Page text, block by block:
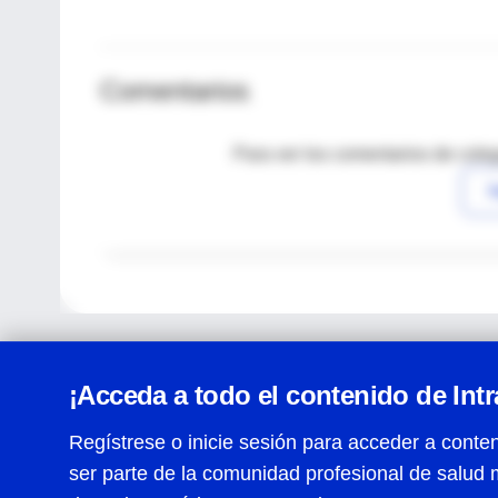
Comentarios
Para ver los comentarios de
¡Acceda a todo el contenido de
Regístrese o inicie sesión para acceder a
ser parte de la comunidad profesional de salud
Centro de Ayuda